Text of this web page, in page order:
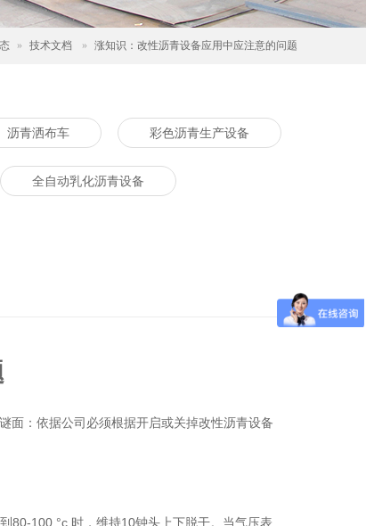
» 技术文档 » 涨知识：改性沥青设备应用中应注意的问题
沥青洒布车 彩色沥青生产设备
全自动乳化沥青设备
面：依据公司必须根据开启或关掉改性沥青设备
80-100 °c 时，维持10钟头上下脱干。当气压表